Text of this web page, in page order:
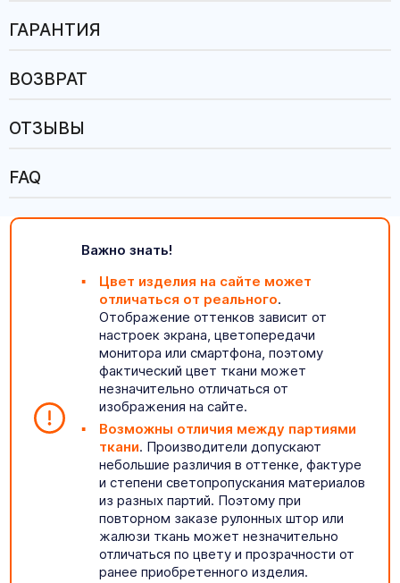
ГАРАНТИЯ
ВОЗВРАТ
ОТЗЫВЫ
FAQ
Важно знать!
Цвет изделия на сайте может
отличаться от реального.
Отображение оттенков зависит от
настроек экрана, цветопередачи
монитора или смартфона, поэтому
фактический цвет ткани может
незначительно отличаться от
изображения на сайте.
Возможны отличия между партиями
ткани. Производители допускают
небольшие различия в оттенке, фактуре
и степени светопропускания материалов
из разных партий. Поэтому при
повторном заказе рулонных штор или
жалюзи ткань может незначительно
отличаться по цвету и прозрачности от
ранее приобретенного изделия.